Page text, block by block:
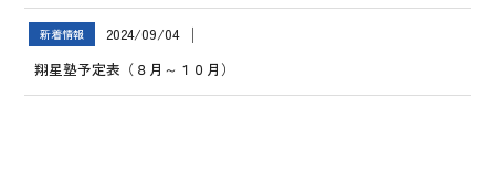
新着情報 2024/09/04 │
翔星塾予定表（８月～１０月）